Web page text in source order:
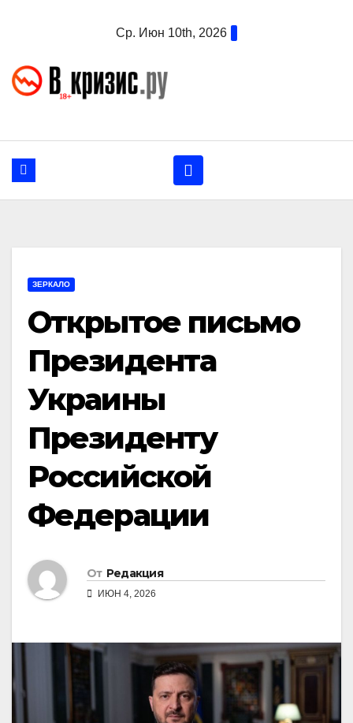
Ср. Июн 10th, 2026
ЗЕРКАЛО
Открытое письмо
Президента
Украины
Президенту
Российской
Федерации
От Редакция
ИЮН 4, 2026